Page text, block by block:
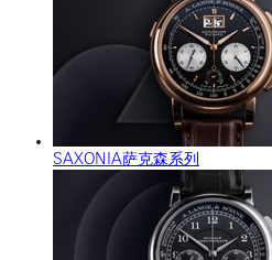
SAXONIA萨克森系列